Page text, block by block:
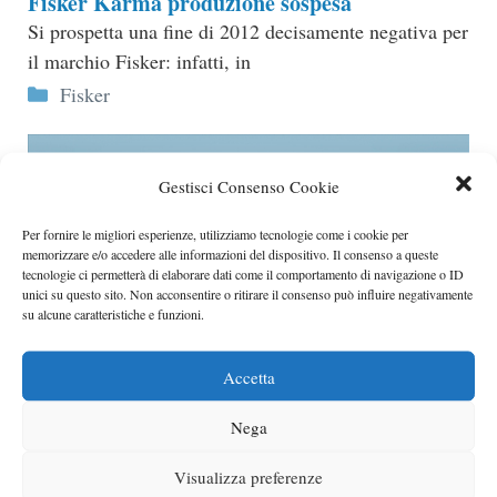
Gestisci Consenso Cookie
Per fornire le migliori esperienze, utilizziamo tecnologie come i cookie per
memorizzare e/o accedere alle informazioni del dispositivo. Il consenso a queste
tecnologie ci permetterà di elaborare dati come il comportamento di navigazione o ID
unici su questo sito. Non acconsentire o ritirare il consenso può influire negativamente
su alcune caratteristiche e funzioni.
Accetta
Nega
Visualizza preferenze
Si prospetta una fine di 2012 decisamente negativa per
il marchio Fisker: infatti, in
Categorie
Fisker